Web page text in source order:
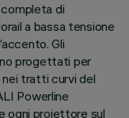
di
a bassa tensione
Gli
progettati per
nei tratti curvi del
Powerline
ogni proiettore sul